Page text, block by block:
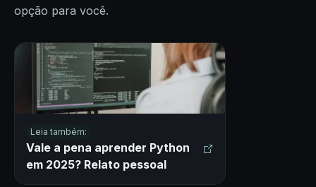
opção para você.
Leia também:
Vale a pena aprender Python
em 2025? Relato pessoal